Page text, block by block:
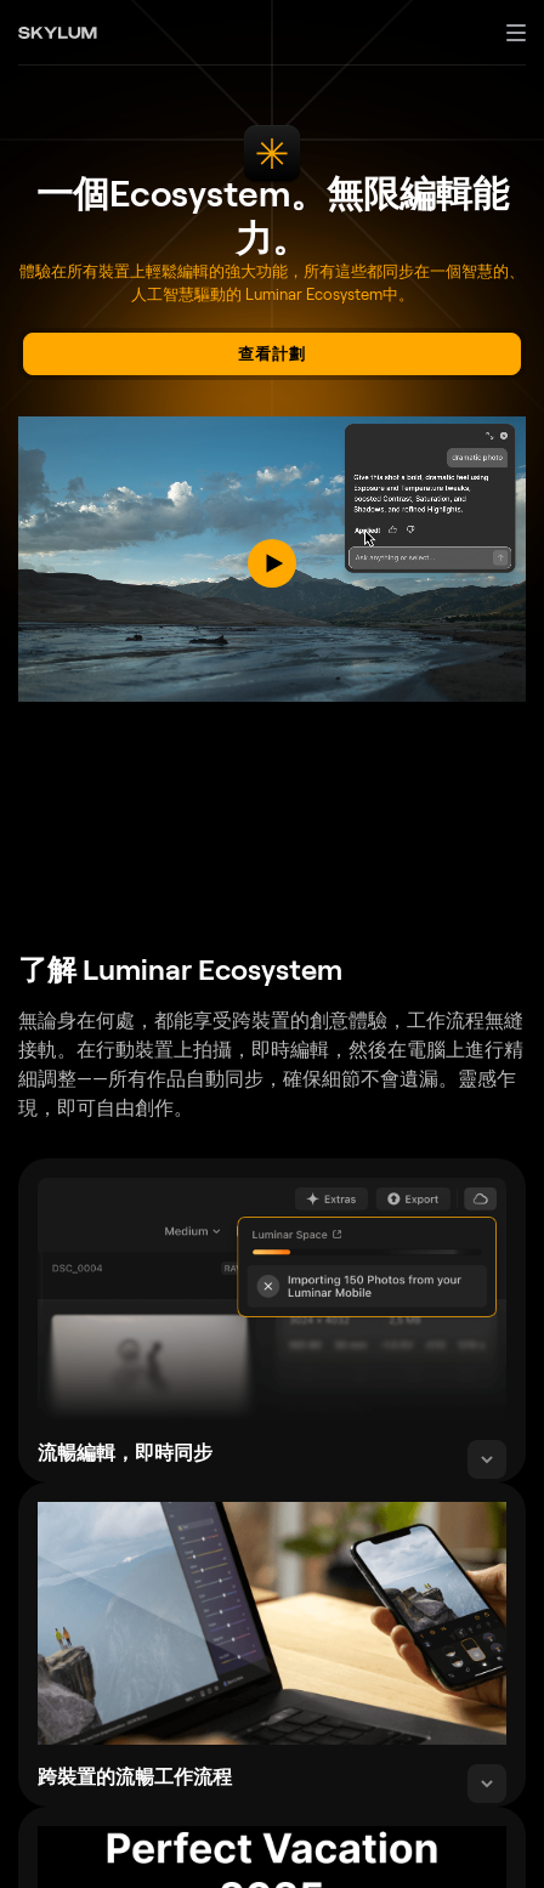
一個Ecosystem。無限編輯能
力。
體驗在所有裝置上輕鬆編輯的強大功能， 所有這些都同步在一個智慧的、
人工智慧驅動的 Luminar Ecosystem中。
查看計劃
了解 Luminar Ecosystem
無論身在何處，都能享受跨裝置的創意體驗，工作流程無縫
接軌。在行動裝置上拍攝，即時編輯，然後在電腦上進行精
細調整——所有作品自動同步，確保細節不會遺漏。靈感乍
現，即可自由創作。
流暢編輯，即時同步
跨裝置的流暢工作流程